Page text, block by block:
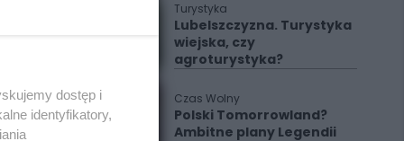
Turystyka
Lubelszczyzna. Turystyka
wiejska, czy
agroturystyka?
Czas Wolny
Polski Tomorrowland?
Ambitne plany Legendii
dostęp i
identyfikatory,